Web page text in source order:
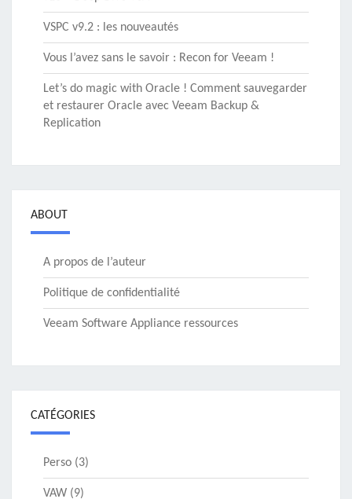
VSPC v9.2 : les nouveautés
Vous l’avez sans le savoir : Recon for Veeam !
Let’s do magic with Oracle ! Comment sauvegarder
et restaurer Oracle avec Veeam Backup &
Replication
ABOUT
A propos de l’auteur
Politique de confidentialité
Veeam Software Appliance ressources
CATÉGORIES
Perso (3)
VAW (9)